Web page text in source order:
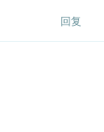
回复